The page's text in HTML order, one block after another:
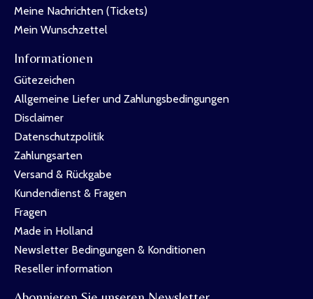
Meine Nachrichten (Tickets)
Mein Wunschzettel
Informationen
Gütezeichen
Allgemeine Liefer und Zahlungsbedingungen
Disclaimer
Datenschutzpolitik
Zahlungsarten
Versand & Rückgabe
Kundendienst & Fragen
Fragen
Made in Holland
Newsletter Bedingungen & Konditionen
Reseller information